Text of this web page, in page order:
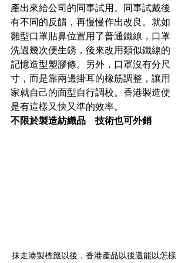
產出來給公司的同事試用。同事試戴後
有不同的反饋，再慢慢作出改良。就如
雛型口罩貼鼻位置用了普通鐵線，口罩
洗過幾次便生銹，後來改用類似鐵線的
記憶造型塑膠條。另外，口罩沒有分尺
寸，而是靠兩邊掛耳的橡筋調整，讓用
家就自己的面型自行調校。香港製造便
是有這樣又快又準的效率。
不限於製造紡織品 技術也可外銷
抹走港製標籤以後，香港產品以後還能以怎樣